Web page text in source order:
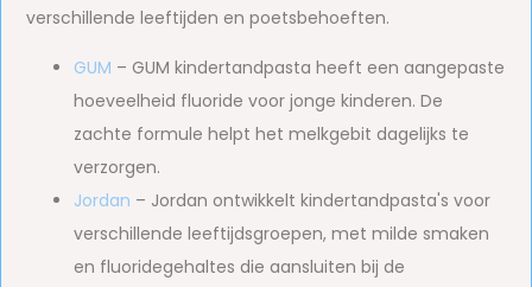
verschillende leeftijden en poetsbehoeften.
GUM – GUM kindertandpasta heeft een aangepaste
hoeveelheid fluoride voor jonge kinderen. De
zachte formule helpt het melkgebit dagelijks te
verzorgen.
Jordan – Jordan ontwikkelt kindertandpasta's voor
verschillende leeftijdsgroepen, met milde smaken
en fluoridegehaltes die aansluiten bij de